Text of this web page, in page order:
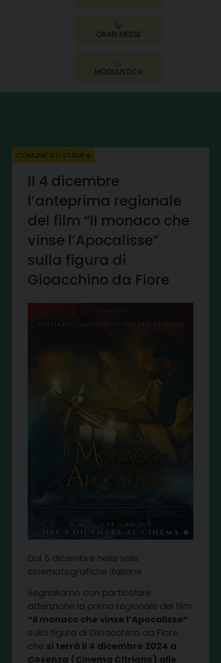
ORARI MESSE
MODULISTICA
COMUNICATI STAMPA
Il 4 dicembre
l’anteprima regionale
del film “Il monaco che
vinse l’Apocalisse”
sulla figura di
Gioacchino da Fiore
Dal 5 dicembre nelle sale
cinematografiche italiane
Segnaliamo con particolare
attenzione la prima regionale del film
“Il monaco che vinse l’Apocalisse”
sulla figura di Gioacchino da Fiore
che si terrà il 4 dicembre 2024 a
Cosenza (Cinema Citrigno) alle